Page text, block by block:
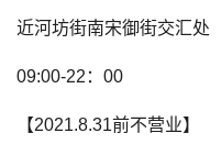
近河坊街南宋御街交汇处
09:00-22：00
【2021.8.31前不营业】